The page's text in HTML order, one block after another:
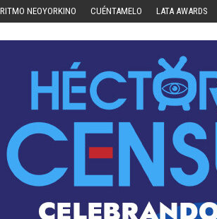
NEOYORKINO CUÉNTAMELO LATA AWARDS